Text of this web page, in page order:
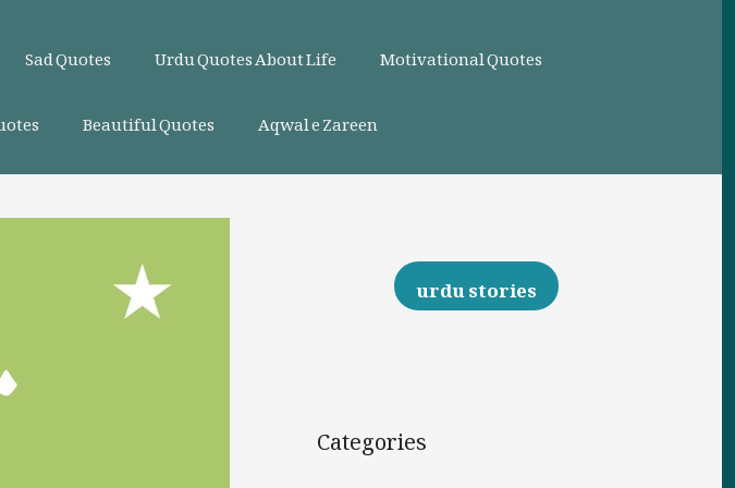
Sad Quotes Urdu Quotes About Life
Motivational Quotes
Beautiful Quotes Aqwal e Zareen
urdu stories
Categories